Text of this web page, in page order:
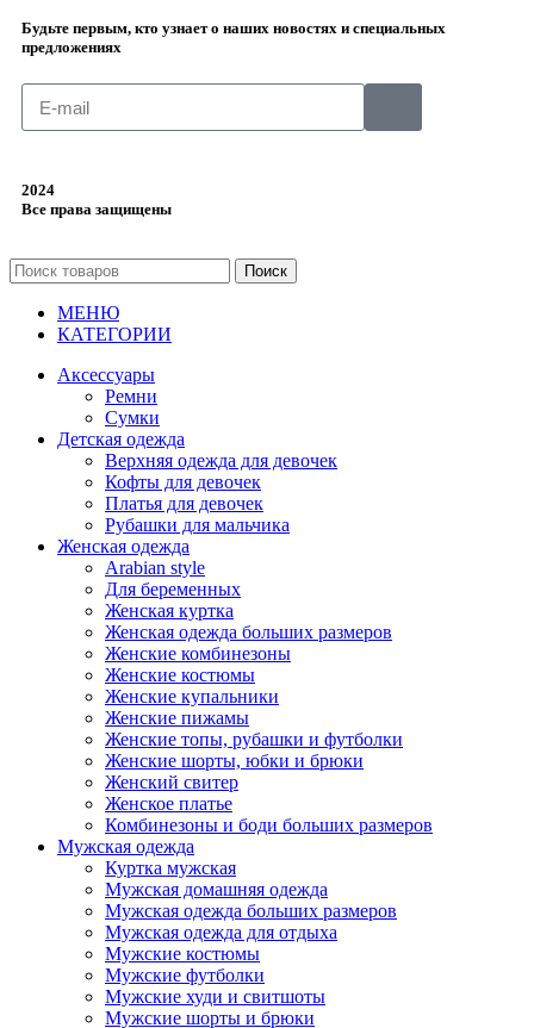
Будьте первым, кто узнает о наших новостях и специальных
предложениях
2024
Все права защищены
Поиск
МЕНЮ
КАТЕГОРИИ
Аксессуары
Ремни
Сумки
Детская одежда
Верхняя одежда для девочек
Кофты для девочек
Платья для девочек
Рубашки для мальчика
Женская одежда
Arabian style
Для беременных
Женская куртка
Женская одежда больших размеров
Женские комбинезоны
Женские костюмы
Женские купальники
Женские пижамы
Женские топы, рубашки и футболки
Женские шорты, юбки и брюки
Женский свитер
Женское платье
Комбинезоны и боди больших размеров
Мужская одежда
Куртка мужская
Мужская домашняя одежда
Мужская одежда больших размеров
Мужская одежда для отдыха
Мужские костюмы
Мужские футболки
Мужские худи и свитшоты
Мужские шорты и брюки